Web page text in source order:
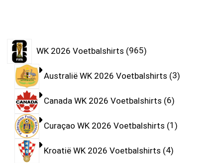
WK 2026 Voetbalshirts 965
Australië WK 2026 Voetbalshirts 3
Canada WK 2026 Voetbalshirts 6
Curaçao WK 2026 Voetbalshirts 1
Kroatië WK 2026 Voetbalshirts 4